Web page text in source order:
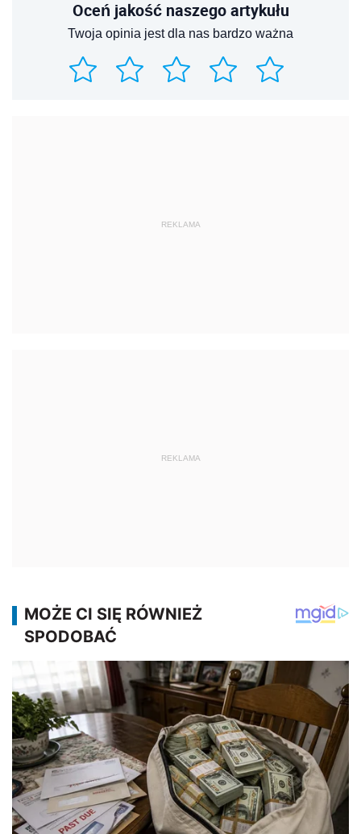
Oceń jakość naszego artykułu
Twoja opinia jest dla nas bardzo ważna
REKLAMA
REKLAMA